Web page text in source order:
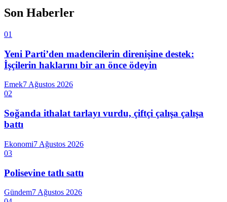
Son Haberler
01
Yeni Parti’den madencilerin direnişine destek:
İşçilerin haklarını bir an önce ödeyin
Emek7 Ağustos 2026
02
Soğanda ithalat tarlayı vurdu, çiftçi çalışa çalışa
battı
Ekonomi7 Ağustos 2026
03
Polisevine tatlı sattı
Gündem7 Ağustos 2026